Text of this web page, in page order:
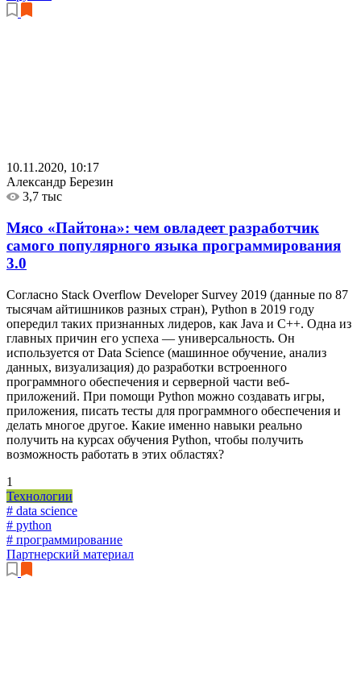
10.11.2020, 10:17
Александр Березин
3,7 тыс
Мясо «Пайтона»: чем овладеет разработчик
самого популярного языка программирования
3.0
Согласно Stack Overflow Developer Survey 2019 (данные по 87
тысячам айтишников разных стран), Python в 2019 году
опередил таких признанных лидеров, как Java и С++. Одна из
главных причин его успеха — универсальность. Он
используется от Data Science (машинное обучение, анализ
данных, визуализация) до разработки встроенного
программного обеспечения и серверной части веб-
приложений. При помощи Python можно создавать игры,
приложения, писать тесты для программного обеспечения и
делать многое другое. Какие именно навыки реально
получить на курсах обучения Python, чтобы получить
возможность работать в этих областях?
1
Технологии
# data science
# python
# программирование
Партнерский материал